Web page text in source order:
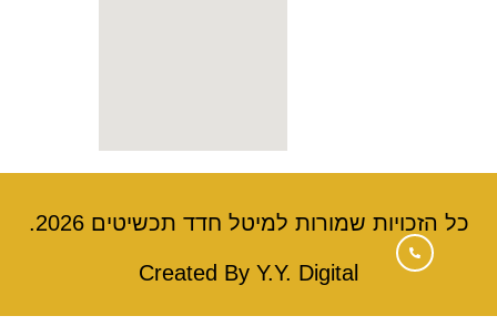
שמורות למיטל חדד תכשיטים 2026.
Created By Y.Y. Digital